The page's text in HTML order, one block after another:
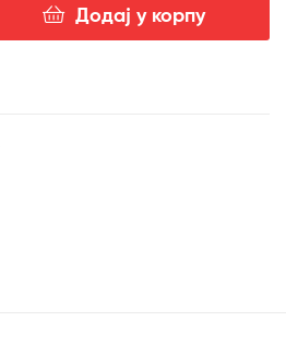
Додај у корпу